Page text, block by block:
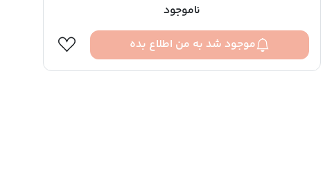
ناموجود
موجود شد به من اطلاع بده